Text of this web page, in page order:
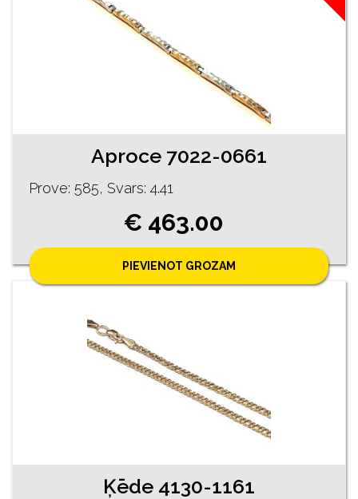
Aproce 7022-0661
Prove: 585, Svars: 4.41
€ 463.00
PIEVIENOT GROZAM
Ķēde 4130-1161